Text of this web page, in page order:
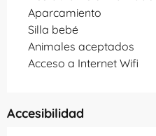
Aparcamiento
Silla bebé
Animales aceptados
Acceso a Internet Wifi
Accesibilidad